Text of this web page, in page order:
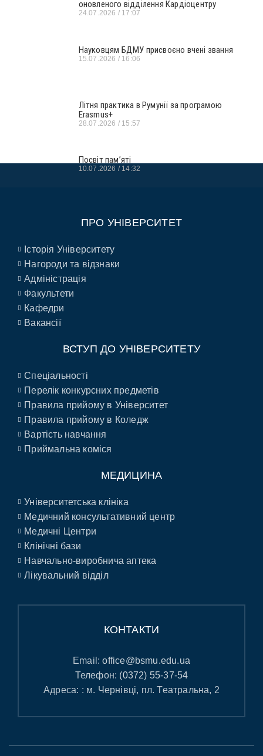
оновленого відділення Кардіоцентру
24.07.2026 17:07
Науковцям БДМУ присвоєно вчені звання
15.07.2026 16:06
Літня практика в Румунії за програмою
Erasmus+
28.07.2026 15:57
Посвіт пам’яті
10.07.2026 14:32
ПРО УНІВЕРСИТЕТ
Історія Університету
Нагороди та відзнаки
Адміністрація
Факультети
Кафедри
Вакансії
ВСТУП ДО УНІВЕРСИТЕТУ
Спеціальності
Перелік конкурсних предметів
Правила прийому в Університет
Правила прийому в Коледж
Вартість навчання
Приймальна коміся
МЕДИЦИНА
Університетська клініка
Медичний консультативний центр
Медичні Центри
Клінічні бази
Навчально-виробнича аптека
Лікувальний відділ
КОНТАКТИ
Email:office@bsmu.edu.ua
Телефон: (0372) 55-37-54
Адреса: : м. Чернівці, пл. Театральна, 2